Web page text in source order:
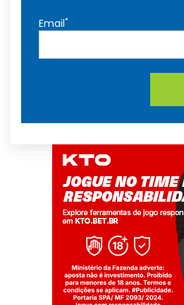
Email*